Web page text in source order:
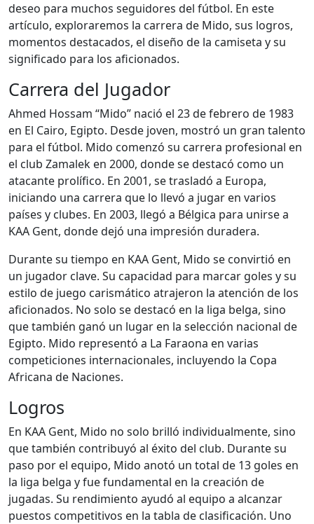
deseo para muchos seguidores del fútbol. En este
artículo, exploraremos la carrera de Mido, sus logros,
momentos destacados, el diseño de la camiseta y su
significado para los aficionados.
Carrera del Jugador
Ahmed Hossam “Mido” nació el 23 de febrero de 1983
en El Cairo, Egipto. Desde joven, mostró un gran talento
para el fútbol. Mido comenzó su carrera profesional en
el club Zamalek en 2000, donde se destacó como un
atacante prolífico. En 2001, se trasladó a Europa,
iniciando una carrera que lo llevó a jugar en varios
países y clubes. En 2003, llegó a Bélgica para unirse a
KAA Gent, donde dejó una impresión duradera.
Durante su tiempo en KAA Gent, Mido se convirtió en
un jugador clave. Su capacidad para marcar goles y su
estilo de juego carismático atrajeron la atención de los
aficionados. No solo se destacó en la liga belga, sino
que también ganó un lugar en la selección nacional de
Egipto. Mido representó a La Faraona en varias
competiciones internacionales, incluyendo la Copa
Africana de Naciones.
Logros
En KAA Gent, Mido no solo brilló individualmente, sino
que también contribuyó al éxito del club. Durante su
paso por el equipo, Mido anotó un total de 13 goles en
la liga belga y fue fundamental en la creación de
jugadas. Su rendimiento ayudó al equipo a alcanzar
puestos competitivos en la tabla de clasificación. Uno